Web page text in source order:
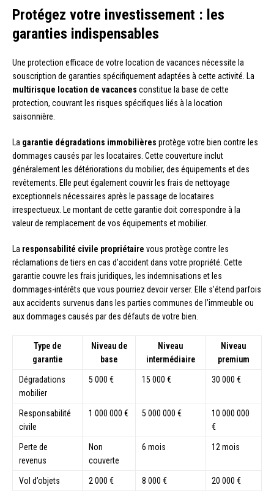
Protégez votre investissement : les
garanties indispensables
Une protection efficace de votre location de vacances nécessite la
souscription de garanties spécifiquement adaptées à cette activité. La
multirisque location de vacances constitue la base de cette
protection, couvrant les risques spécifiques liés à la location
saisonnière.
La garantie dégradations immobilières protège votre bien contre les
dommages causés par les locataires. Cette couverture inclut
généralement les détériorations du mobilier, des équipements et des
revêtements. Elle peut également couvrir les frais de nettoyage
exceptionnels nécessaires après le passage de locataires
irrespectueux. Le montant de cette garantie doit correspondre à la
valeur de remplacement de vos équipements et mobilier.
La responsabilité civile propriétaire vous protège contre les
réclamations de tiers en cas d’accident dans votre propriété. Cette
garantie couvre les frais juridiques, les indemnisations et les
dommages-intérêts que vous pourriez devoir verser. Elle s’étend parfois
aux accidents survenus dans les parties communes de l’immeuble ou
aux dommages causés par des défauts de votre bien.
Type de
garantie
Niveau de
base
Niveau
intermédiaire
Niveau
premium
Dégradations
mobilier
5 000 € 15 000 € 30 000 €
Responsabilité
civile
1 000 000 € 5 000 000 €
10 000 000
€
Perte de
revenus
Non
couverte
6 mois 12 mois
Vol d’objets 2 000 € 8 000 € 20 000 €